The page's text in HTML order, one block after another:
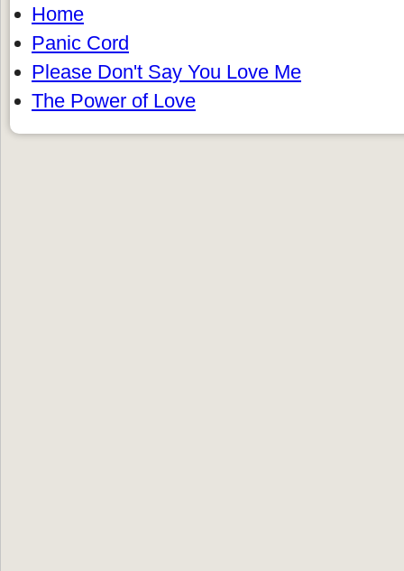
Home
Panic Cord
Please Don't Say You Love Me
The Power of Love